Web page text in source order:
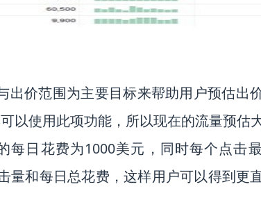
出价范围为主要目标来帮助用户预估出
以使用此项功能，所以现在的流量预估
每日花费为1000美元，同时每个点击
量和每日总花费，这样用户可以得到更